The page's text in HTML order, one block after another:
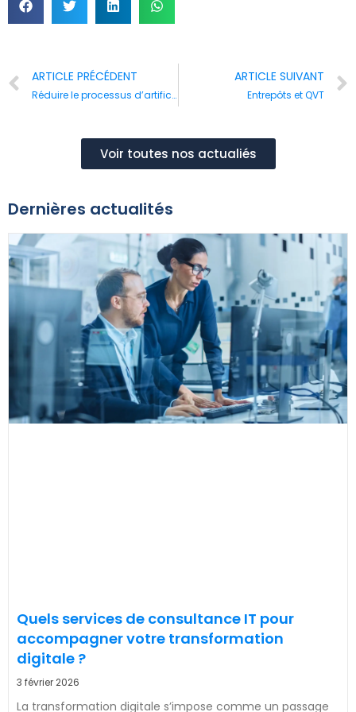
ARTICLE PRÉCÉDENT
Réduire le processus d’artificialisation du foncier
ARTICLE SUIVANT
Entrepôts et QVT
Voir toutes nos actualiés
Dernières actualités
Quels services de consultance IT pour
accompagner votre transformation
digitale ?
3 février 2026
La transformation digitale s’impose comme un passage